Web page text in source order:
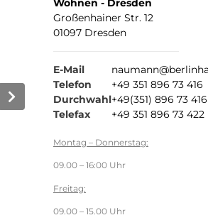
Wohnen - Dresden
Großenhainer Str. 12
01097 Dresden
E-Mail
Telefon
+49 351 896 73 416
Durchwahl+49(351) 896 73 416
Telefax
+49 351 896 73 422
Montag – Donnerstag:
09.00 – 16:00 Uhr
Freitag:
09.00 – 15.00 Uhr